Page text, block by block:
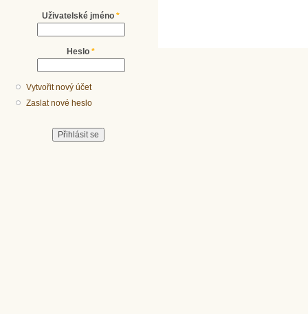
Uživatelské jméno *
Heslo *
Vytvořit nový účet
Zaslat nové heslo